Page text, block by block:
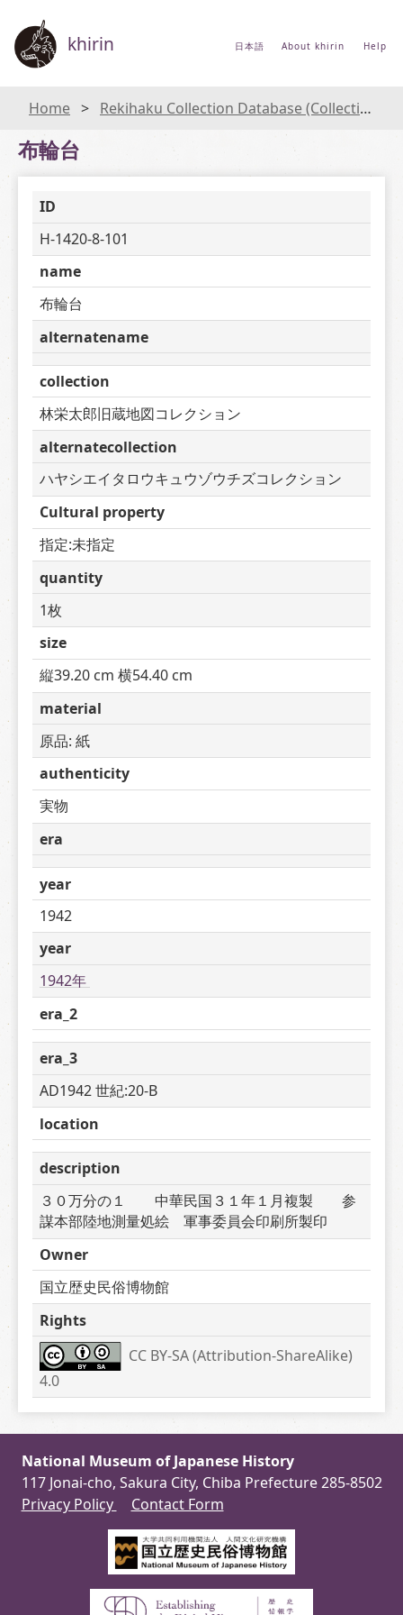
khirin 日本語 About khirin Help
Home Rekihaku Collection Database (Collections Database of the National Museum of Japanese History)
布輪台
ID
H-1420-8-101
name
布輪台
alternatename
collection
林栄太郎旧蔵地図コレクション
alternatecollection
ハヤシエイタロウキュウゾウチズコレクション
Cultural property
指定:未指定
quantity
1枚
size
縦39.20 cm 横54.40 cm
material
原品: 紙
authenticity
実物
era
year
1942
year
1942年
era_2
era_3
AD1942 世紀:20-B
location
description
３０万分の１　　中華民国３１年１月複製　　参
謀本部陸地測量処絵　軍事委員会印刷所製印
Owner
国立歴史民俗博物館
Rights
CC BY-SA (Attribution-ShareAlike)
4.0
National Museum of Japanese History
117 Jonai-cho, Sakura City, Chiba Prefecture 285-8502
Privacy Policy
Contact Form